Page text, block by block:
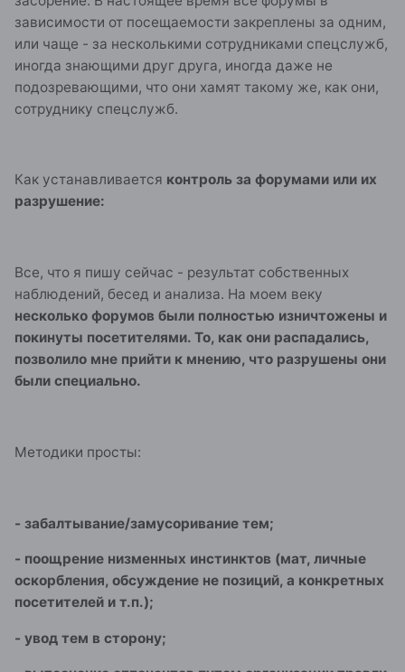
зависимости от посещаемости закреплены за одним,
или чаще - за несколькими сотрудниками спецслужб,
иногда знающими друг друга, иногда даже не
подозревающими, что они хамят такому же, как они,
сотруднику спецслужб.
Как устанавливается контроль за форумами или их
разрушение:
Все, что я пишу сейчас - результат собственных
наблюдений, бесед и анализа. На моем веку
несколько форумов были полностью изничтожены и
покинуты посетителями. То, как они распадались,
позволило мне прийти к мнению, что разрушены они
были специально.
Методики просты:
- забалтывание/замусоривание тем;
- поощрение низменных инстинктов (мат, личные
оскорбления, обсуждение не позиций, а конкретных
посетителей и т.п.);
- увод тем в сторону;